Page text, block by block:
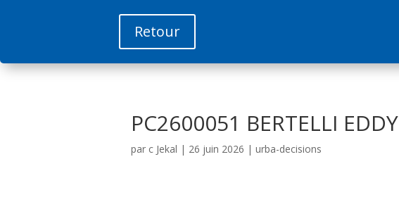
Retour
PC2600051 BERTELLI EDDY
par c Jekal | 26 juin 2026 | urba-decisions